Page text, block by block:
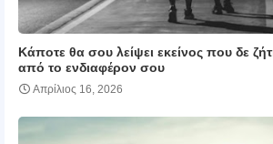
Κάποτε θα σου λείψει εκείνος που δε
από το ενδιαφέρον σου
Απρίλιος 16, 2026